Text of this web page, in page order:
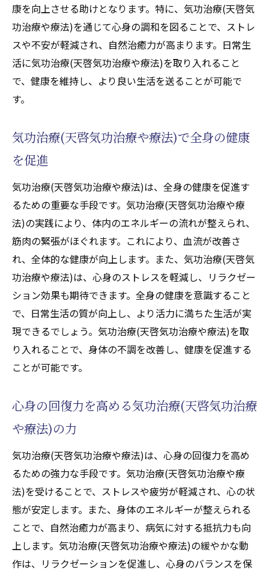
康を向上させる助けとなります。特に、気功治療(天啓気
功治療や療法)を通じて心身の調和を図ることで、ストレ
スや不安が軽減され、自然治癒力が高まります。日常生
活に気功治療(天啓気功治療や療法)を取り入れること
で、健康を維持し、より良い生活を送ることが可能で
す。
気功治療(天啓気功治療や療法)で全身の健康
を促進
気功治療(天啓気功治療や療法)は、全身の健康を促進す
るための重要な手段です。気功治療(天啓気功治療や療
法)の実践により、体内のエネルギーの流れが整えられ、
筋肉の緊張がほぐれます。これにより、血流が改善さ
れ、全体的な健康が向上します。また、気功治療(天啓気
功治療や療法)は、心身のストレスを軽減し、リラクゼー
ション効果も期待できます。全身の健康を意識すること
で、日常生活の質が向上し、より活力に満ちた生活が実
現できるでしょう。気功治療(天啓気功治療や療法)を取
り入れることで、身体の不調を改善し、健康を促進する
ことが可能です。
心身の回復力を高める気功治療(天啓気功治療
や療法)の力
気功治療(天啓気功治療や療法)は、心身の回復力を高め
るための強力な手段です。気功治療(天啓気功治療や療
法)を受けることで、ストレスや疲労が軽減され、心の状
態が安定します。また、身体のエネルギーが整えられる
ことで、自然治癒力が高まり、病気に対する抵抗力も向
上します。気功治療(天啓気功治療や療法)の緩やかな動
作は、リラクゼーションを促進し、心身のバランスを保